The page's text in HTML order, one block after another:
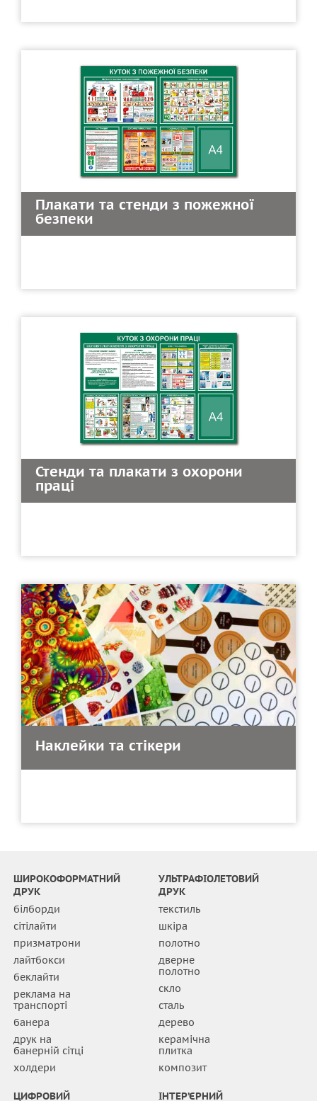
Плакати та стенди з пожежної
безпеки
Стенди та плакати з охорони
праці
Наклейки та стікери
ШИРОКОФОРМАТНИЙ
ДРУК
білборди
сітілайти
призматрони
лайтбокси
беклайти
реклама на
транспорті
банера
друк на
банерній сітці
холдери
УЛЬТРАФІОЛЕТОВИЙ
ДРУК
текстиль
шкіра
полотно
дверне
полотно
скло
сталь
дерево
керамічна
плитка
композит
ЦИФРОВИЙ ІНТЕР’ЄРНИЙ